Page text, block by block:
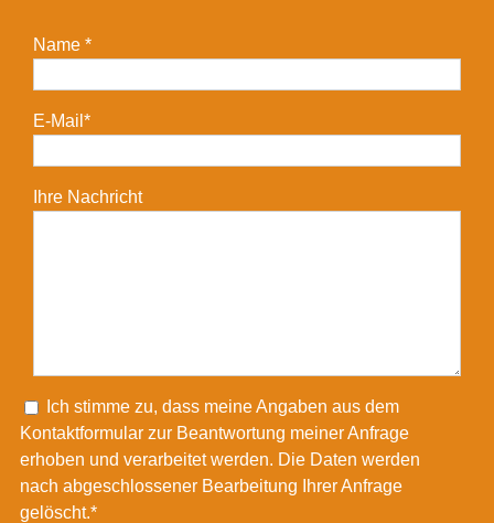
Name *
E-Mail*
Ihre Nachricht
Ich stimme zu, dass meine Angaben aus dem
Kontaktformular zur Beantwortung meiner Anfrage
erhoben und verarbeitet werden. Die Daten werden
nach abgeschlossener Bearbeitung Ihrer Anfrage
gelöscht.*